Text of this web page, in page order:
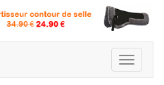
Toggle